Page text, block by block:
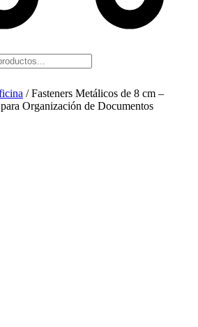
/ Fasteners Metálicos de 8 cm –
Organización de Documentos